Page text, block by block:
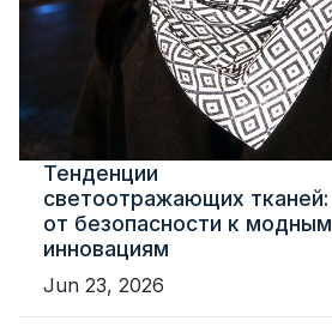
Тенденции
светоотражающих тканей:
от безопасности к модным
инновациям
Jun 23, 2026